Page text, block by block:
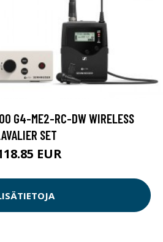
G4-ME2-RC-DW WIRELESS
SET
EUR